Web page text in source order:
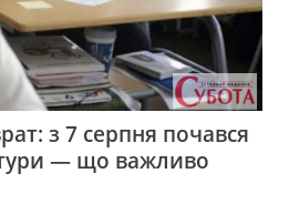
з 7 серпня почався
— що важливо